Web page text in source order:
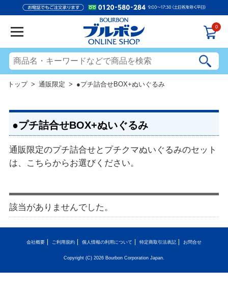
0
トップ> 通販限定 > ●プチ詰合せBOX+ぬいぐるみ
●プチ詰合せBOX+ぬいぐるみ
通販限定のプチ詰合せとプチクマぬいぐるみのセット
は、こちらからお選びください。
該当がありませんでした。
会社概要 ご利用規約 個人情報の利用について 特定商取引法表記 お問合せ
Copyright (C) 2026 Bourbon Corporation Japan.